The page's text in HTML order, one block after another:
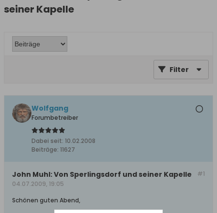
seiner Kapelle
Filter
Wolfgang
Forumbetreiber
Dabei seit: 10.02.2008
Beiträge: 11627
#1
John Muhl: Von Sperlingsdorf und seiner Kapelle
04.07.2009, 19:05
Schönen guten Abend,